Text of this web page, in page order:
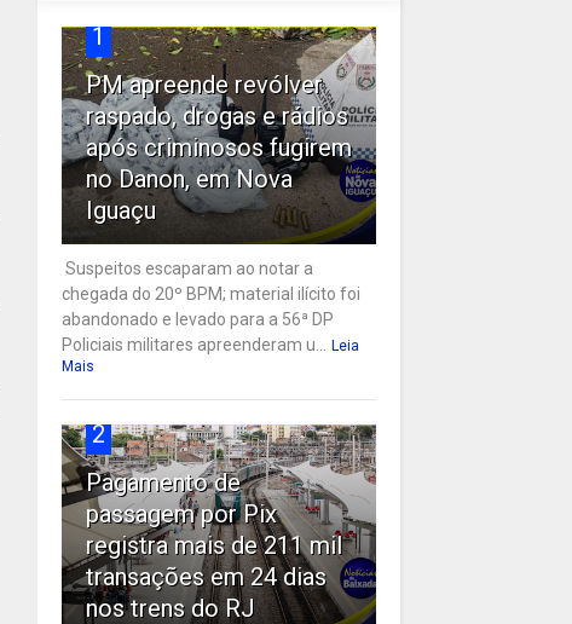
1
PM apreende revólver
raspado, drogas e rádios
após criminosos fugirem
no Danon, em Nova
Iguaçu
Suspeitos escaparam ao notar a
chegada do 20º BPM; material ilícito foi
abandonado e levado para a 56ª DP
Policiais militares apreenderam u...
Leia
Mais
2
Pagamento de
passagem por Pix
registra mais de 211 mil
transações em 24 dias
nos trens do RJ